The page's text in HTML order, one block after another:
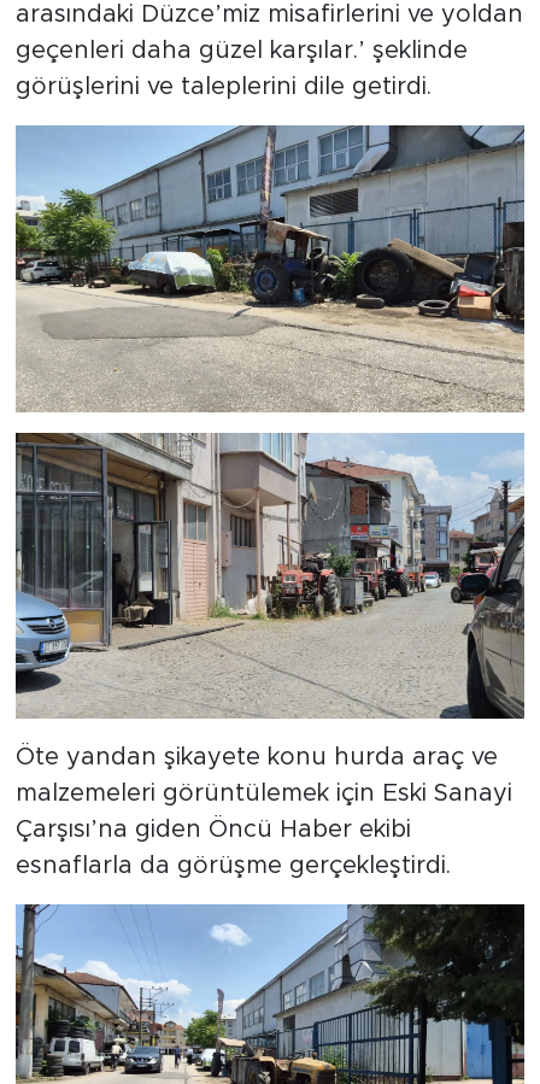
arasındaki Düzce’miz misafirlerini ve yoldan
geçenleri daha güzel karşılar.’ şeklinde
görüşlerini ve taleplerini dile getirdi.
Öte yandan şikayete konu hurda araç ve
malzemeleri görüntülemek için Eski Sanayi
Çarşısı’na giden Öncü Haber ekibi
esnaflarla da görüşme gerçekleştirdi.